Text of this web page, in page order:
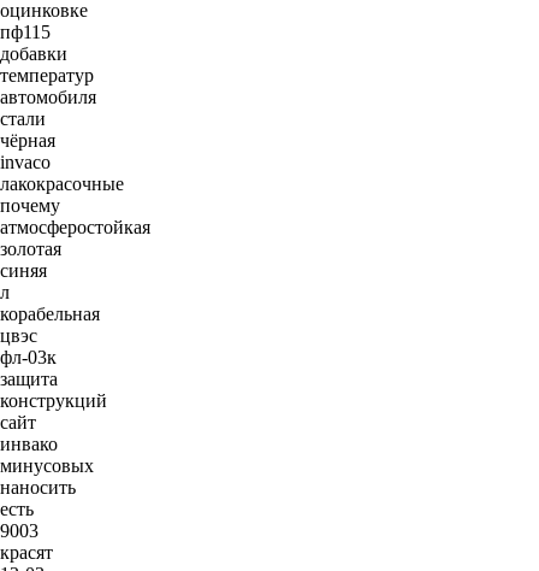
оцинковке
пф115
добавки
температур
автомобиля
стали
чёрная
invaco
лакокрасочные
почему
атмосферостойкая
золотая
синяя
л
корабельная
цвэс
фл-03к
защита
конструкций
сайт
инвако
минусовых
наносить
есть
9003
красят